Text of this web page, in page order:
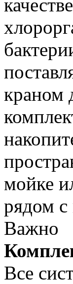
краном
мойке
рядом
Важно
Все